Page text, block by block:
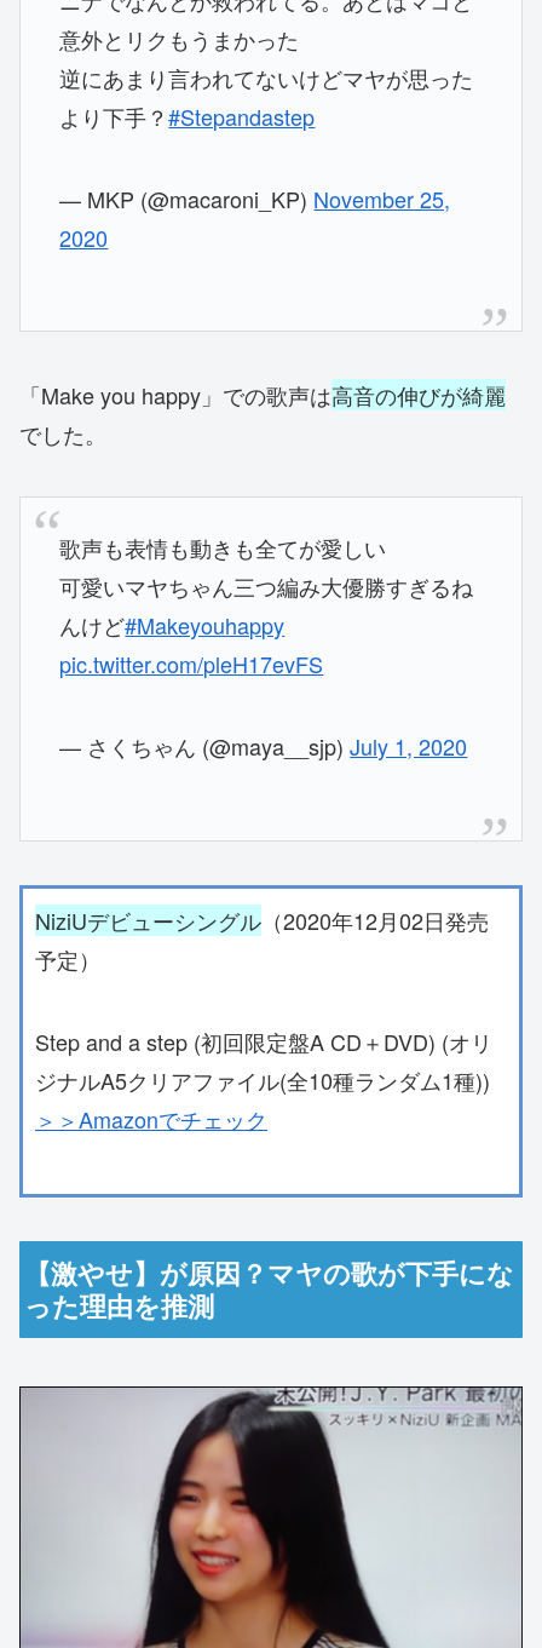
意外とリクもうまかった
逆にあまり言われてないけどマヤが思った
より下手？#Stepandastep
— MKP (@macaroni_KP) November 25,
2020
「Make you happy」での歌声は高音の伸びが綺麗
でした。
歌声も表情も動きも全てが愛しい
可愛いマヤちゃん三つ編み大優勝すぎるね
んけど#Makeyouhappy
pic.twitter.com/pleH17evFS
— さくちゃん (@maya__sjp)July 1, 2020
NiziUデビューシングル （2020年12月02日発売
予定）
Step and a step (初回限定盤A CD＋DVD) (オリ
ジナルA5クリアファイル(全10種ランダム1種))
＞＞Amazonでチェック
【激やせ】が原因？マヤの歌が下手にな
った理由を推測